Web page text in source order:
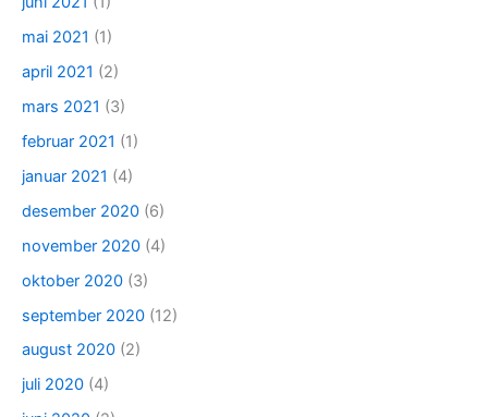
mai 2021 (1)
april 2021 (2)
mars 2021 (3)
februar 2021 (1)
januar 2021 (4)
desember 2020 (6)
november 2020 (4)
oktober 2020 (3)
september 2020 (12)
august 2020 (2)
juli 2020 (4)